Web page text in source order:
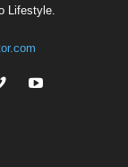
Lifestyle.